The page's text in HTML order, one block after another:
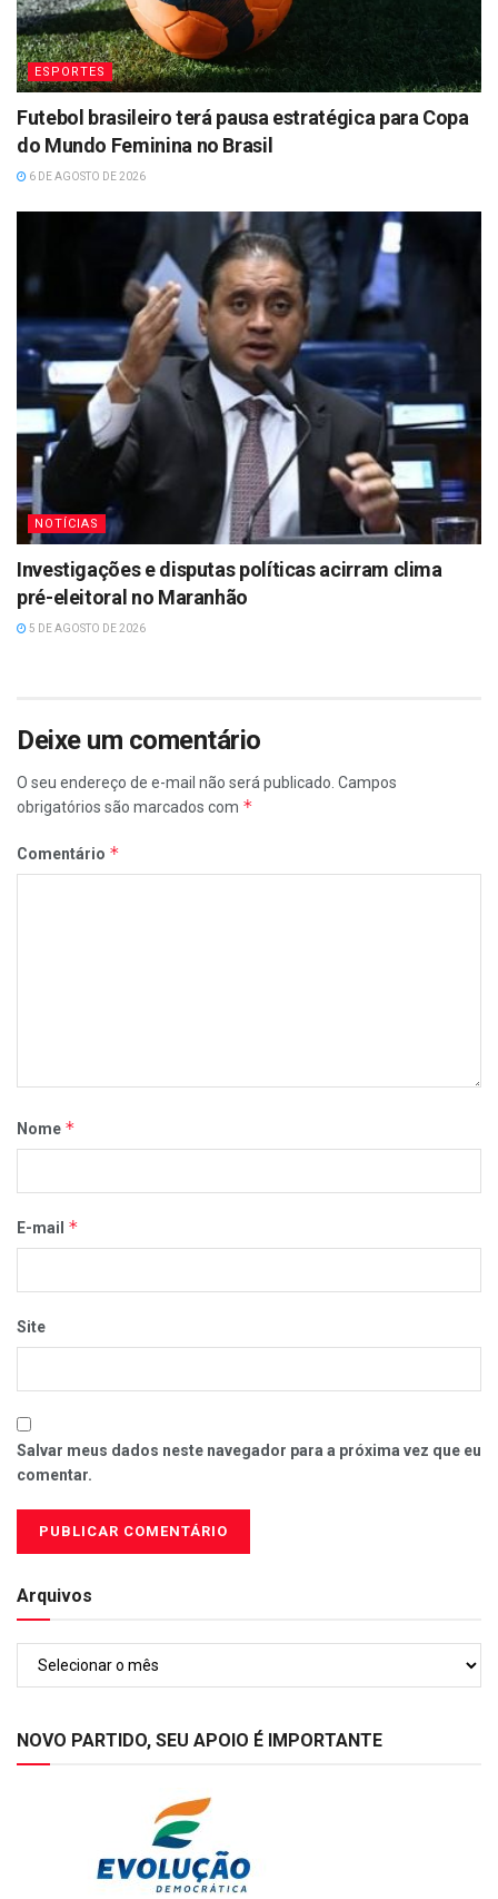
ESPORTES
Futebol brasileiro terá pausa estratégica para Copa
do Mundo Feminina no Brasil
6 DE AGOSTO DE 2026
NOTÍCIAS
Investigações e disputas políticas acirram clima
pré-eleitoral no Maranhão
5 DE AGOSTO DE 2026
Deixe um comentário
O seu endereço de e-mail não será publicado. Campos
obrigatórios são marcados com *
Comentário *
Nome *
E-mail *
Site
Salvar meus dados neste navegador para a próxima vez que eu
comentar.
Arquivos
NOVO PARTIDO, SEU APOIO É IMPORTANTE